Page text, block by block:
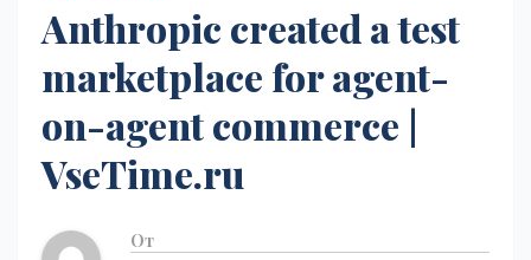
Anthropic created a test
marketplace for agent-
on-agent commerce |
VseTime.ru
От